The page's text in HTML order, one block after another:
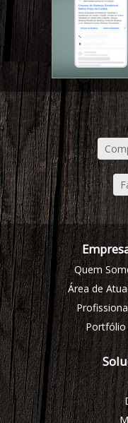
Quem
Área de
Portfólio